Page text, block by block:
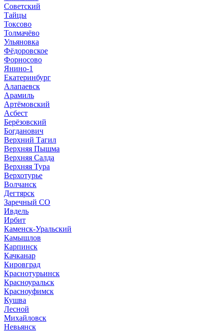
Советский
Тайцы
Токсово
Толмачёво
Ульяновка
Фёдоровское
Форносово
Янино-1
Екатеринбург
Алапаевск
Арамиль
Артёмовский
Асбест
Берёзовский
Богданович
Верхний Тагил
Верхняя Пышма
Верхняя Салда
Верхняя Тура
Верхотурье
Волчанск
Дегтярск
Заречный СО
Ивдель
Ирбит
Каменск-Уральский
Камышлов
Карпинск
Качканар
Кировград
Краснотурьинск
Красноуральск
Красноуфимск
Кушва
Лесной
Михайловск
Невьянск